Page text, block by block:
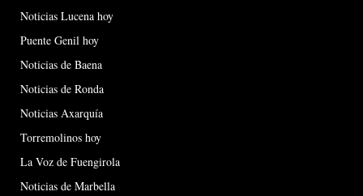
Noticias Lucena hoy
Puente Genil hoy
Noticias de Baena
Noticias de Ronda
Noticias Axarquía
Torremolinos hoy
La Voz de Fuengirola
Noticias de Marbella